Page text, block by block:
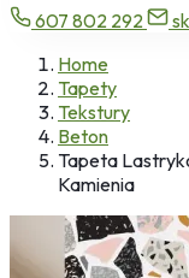
607 802 292
Home
Tapety
Tekstury
Beton
Tapeta
Kamienia